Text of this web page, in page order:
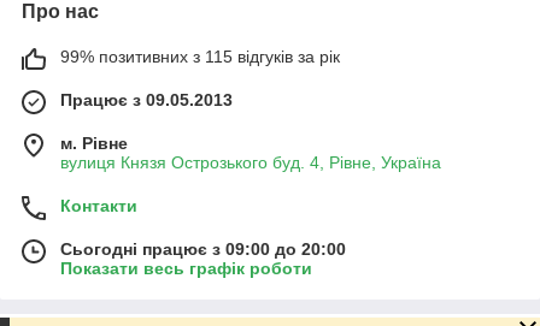
Про нас
99% позитивних з 115 відгуків за рік
Працює з 09.05.2013
м. Рівне
вулиця Князя Острозького буд. 4, Рівне, Україна
Контакти
Сьогодні працює з 09:00 до 20:00
Показати весь графік роботи